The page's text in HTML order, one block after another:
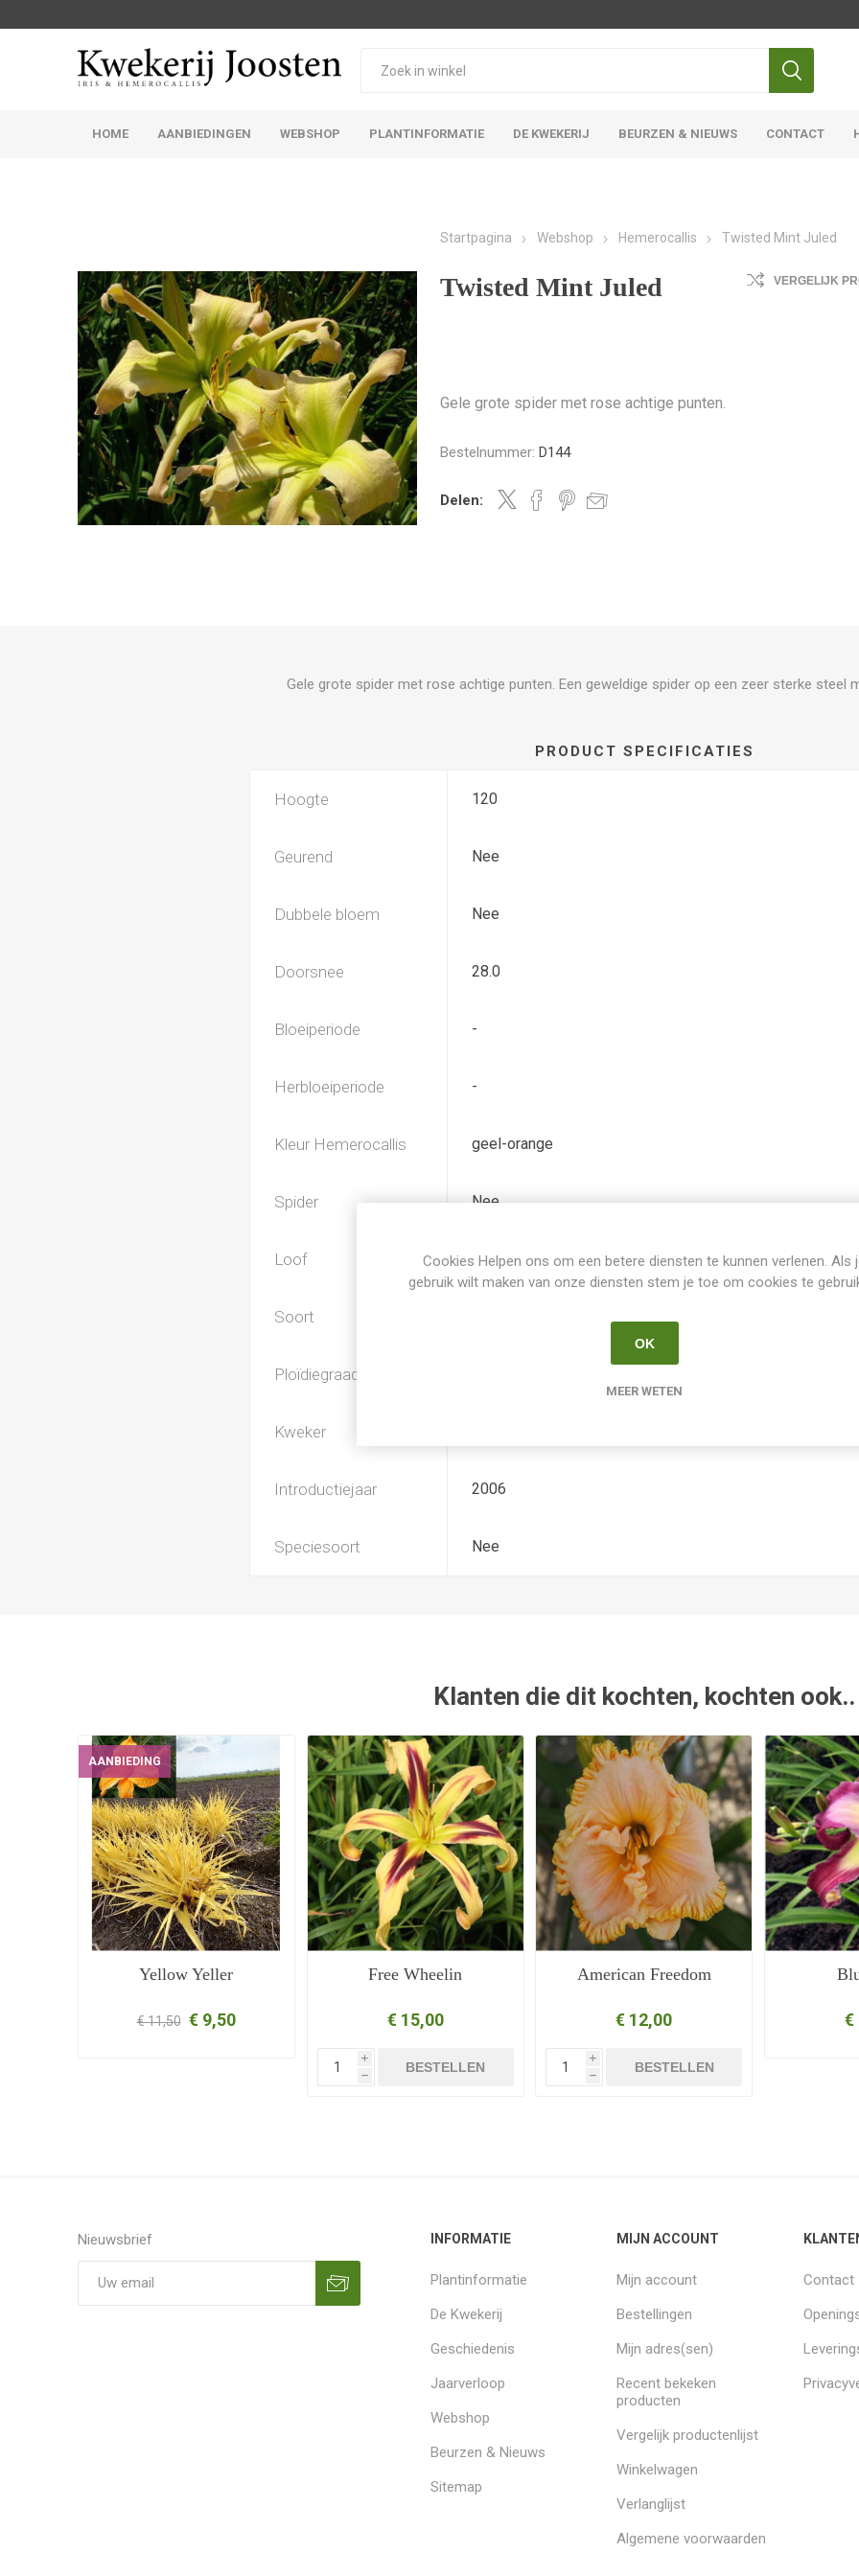
HOME AANBIEDINGEN WEBSHOP PLANTINFORMATIE DE KWEKERIJ BEURZEN & NIEUWS CONTACT
Startpagina Webshop Hemerocallis Twisted Mint Juled
Twisted Mint Juled VERGELIJK
Gele grote spider met rose achtige punten.
Bestelnummer: D144
Delen:
Gele grote spider met rose achtige punten. Een geweldige spider op een zeer sterke steel
PRODUCT SPECIFICATIES
Hoogte 120
Geurend Nee
Dubbele bloem Nee
Doorsnee 28.0
Bloeiperiode -
Herbloeiperiode -
Kleur Hemerocallis geel-orange
Spider Nee
Loof Bladverliezend
Soort
Ploïdiegraad
Kweker
Introductiejaar 2006
Speciesoort Nee
Klanten die dit kochten, kochten ook..
AANBIEDING
Yellow Yeller
€ 11,50 € 9,50
Free Wheelin
€ 15,00
i
h
BESTELLEN
American Freedom
€ 12,00
i
h
BESTELLEN
€
Nieuwsbrief INFORMATIE
Plantinformatie
De Kwekerij
Geschiedenis
Jaarverloop
Webshop
Beurzen & Nieuws
Sitemap
MIJN ACCOUNT
Mijn account
Bestellingen
Mijn adres(sen)
Recent bekeken
producten
Vergelijk productenlijst
Winkelwagen
Verlanglijst
Algemene voorwaarden
Contact
Cookies Helpen ons om een betere diensten te kunnen verlenen. Als
gebruik wilt maken van onze diensten stem je toe om cookies te
OK
MEER WETEN